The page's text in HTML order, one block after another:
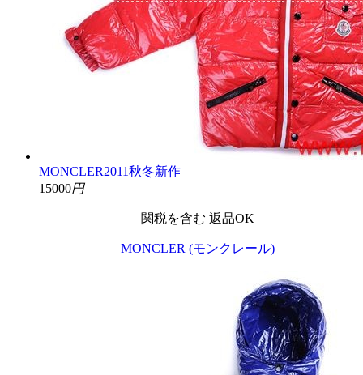
MONCLER2011秋冬新作
15000円
関税を含む 返品OK
MONCLER (モンクレール)